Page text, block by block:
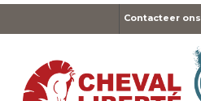
Contacteer ons